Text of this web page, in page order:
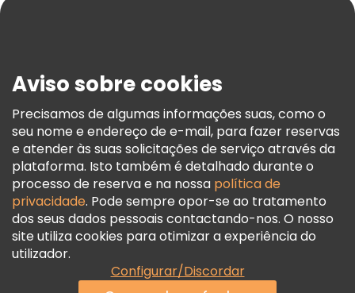
Termos E Informações Legais
Política De Cookies
Freetour Prémios
Programa De Fidelidade
Aviso sobre cookies
Precisamos de algumas informações suas, como o
seu nome e endereço de e-mail, para fazer reservas
e atender às suas solicitações de serviço através da
plataforma. Isto também é detalhado durante o
processo de reserva e na nossa política de
privacidade. Pode sempre opor-se ao tratamento
dos seus dados pessoais contactando-nos. O nosso
site utiliza cookies para otimizar a experiência do
utilizador.
Configurar/Discordar